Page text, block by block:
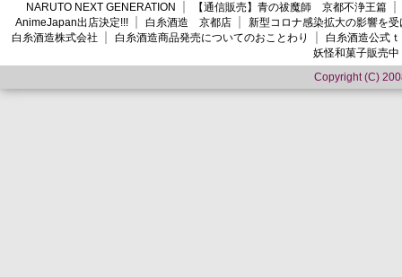
NARUTO NEXT GENERATION
【通信販売】青の祓魔師 京都不浄王篇
AnimeJapan出店決定!!!
白糸酒造 京都店
新型コロナ感染拡大の影響を
白糸酒造株式会社
白糸酒造商品発売についてのおことわり
白糸酒造公式
妖怪和菓子販売中
Copyright (C)